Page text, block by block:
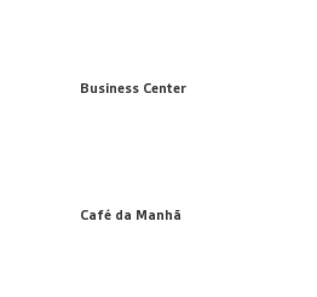
Business Center
Café da Manhã